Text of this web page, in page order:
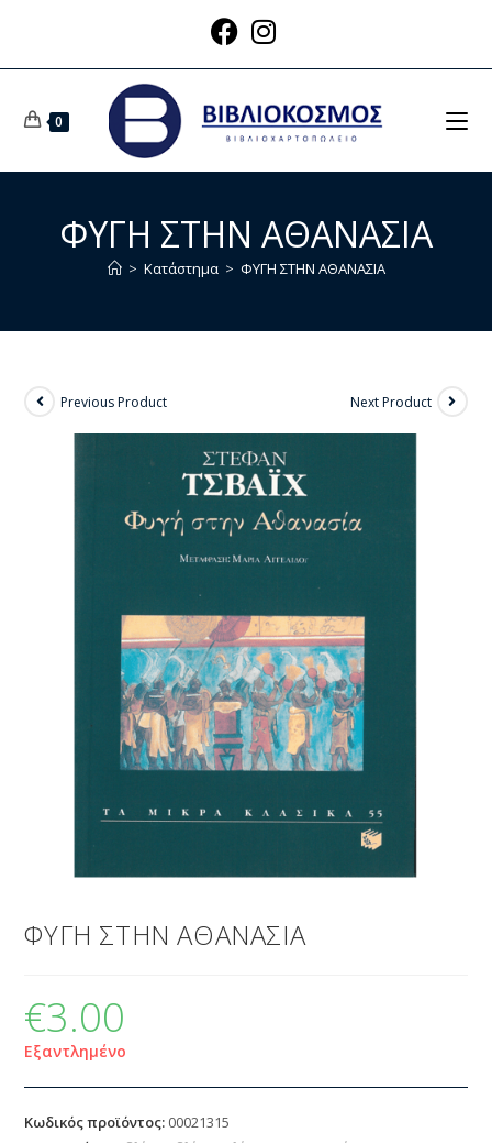
0
ΦΥΓΗ ΣΤΗΝ ΑΘΑΝΑΣΙΑ
> Κατάστημα > ΦΥΓΗ ΣΤΗΝ ΑΘΑΝΑΣΙΑ
Previous Product Next Product
ΦΥΓΗ ΣΤΗΝ ΑΘΑΝΑΣΙΑ
€3.00
Εξαντλημένο
Κωδικός προϊόντος: 00021315